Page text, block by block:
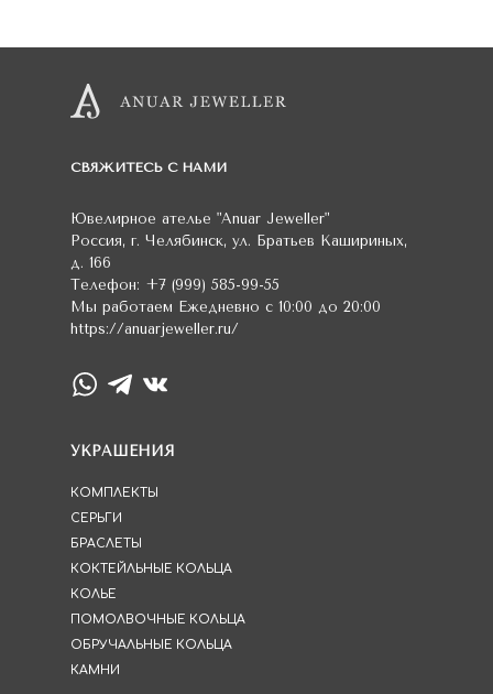
СВЯЖИТЕСЬ С НАМИ
КОМПЛЕКТЫ
ПОМОЛВОЧНЫЕ КОЛЬЦА
ОБРУЧАЛЬНЫЕ КОЛЬЦА
КАМНИ
УКРАШЕНИЯ
СЕРЬГИ
БРАСЛЕТЫ
КОКТЕЙЛЬНЫЕ КОЛЬЦА
КОЛЬЕ
Ювелирное ателье "Anuar Jeweller"
Россия, г. Челябинск, ул. Братьев Кашириных,
д. 166
Телефон: +7 (999) 585-99-55
Мы работаем Ежедневно с 10:00 до 20:00
https://anuarjeweller.ru/